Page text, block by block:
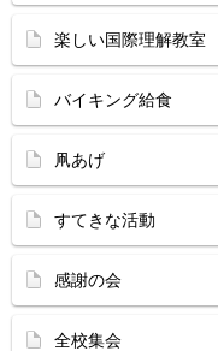
楽しい国際理解教室
バイキング給食
凧あげ
すてきな活動
感謝の会
全校集会